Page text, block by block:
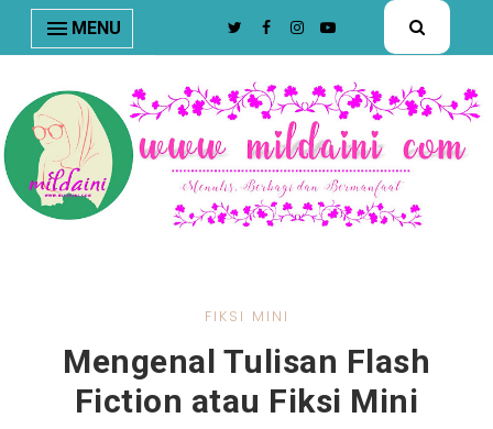
nav#menunav { border-bottom: 1px solid #e8e8e8; }
MENU
FIKSI MINI
Mengenal Tulisan Flash
Fiction atau Fiksi Mini